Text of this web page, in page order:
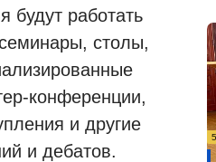
будут работать
столы,
конференции,
и другие
и дебатов.